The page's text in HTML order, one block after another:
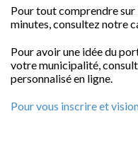
Pour tout comprendre
minutes, consultez notre
Pour avoir une idée du
votre municipalité,
personnalisé en ligne.
Pour vous inscrire et